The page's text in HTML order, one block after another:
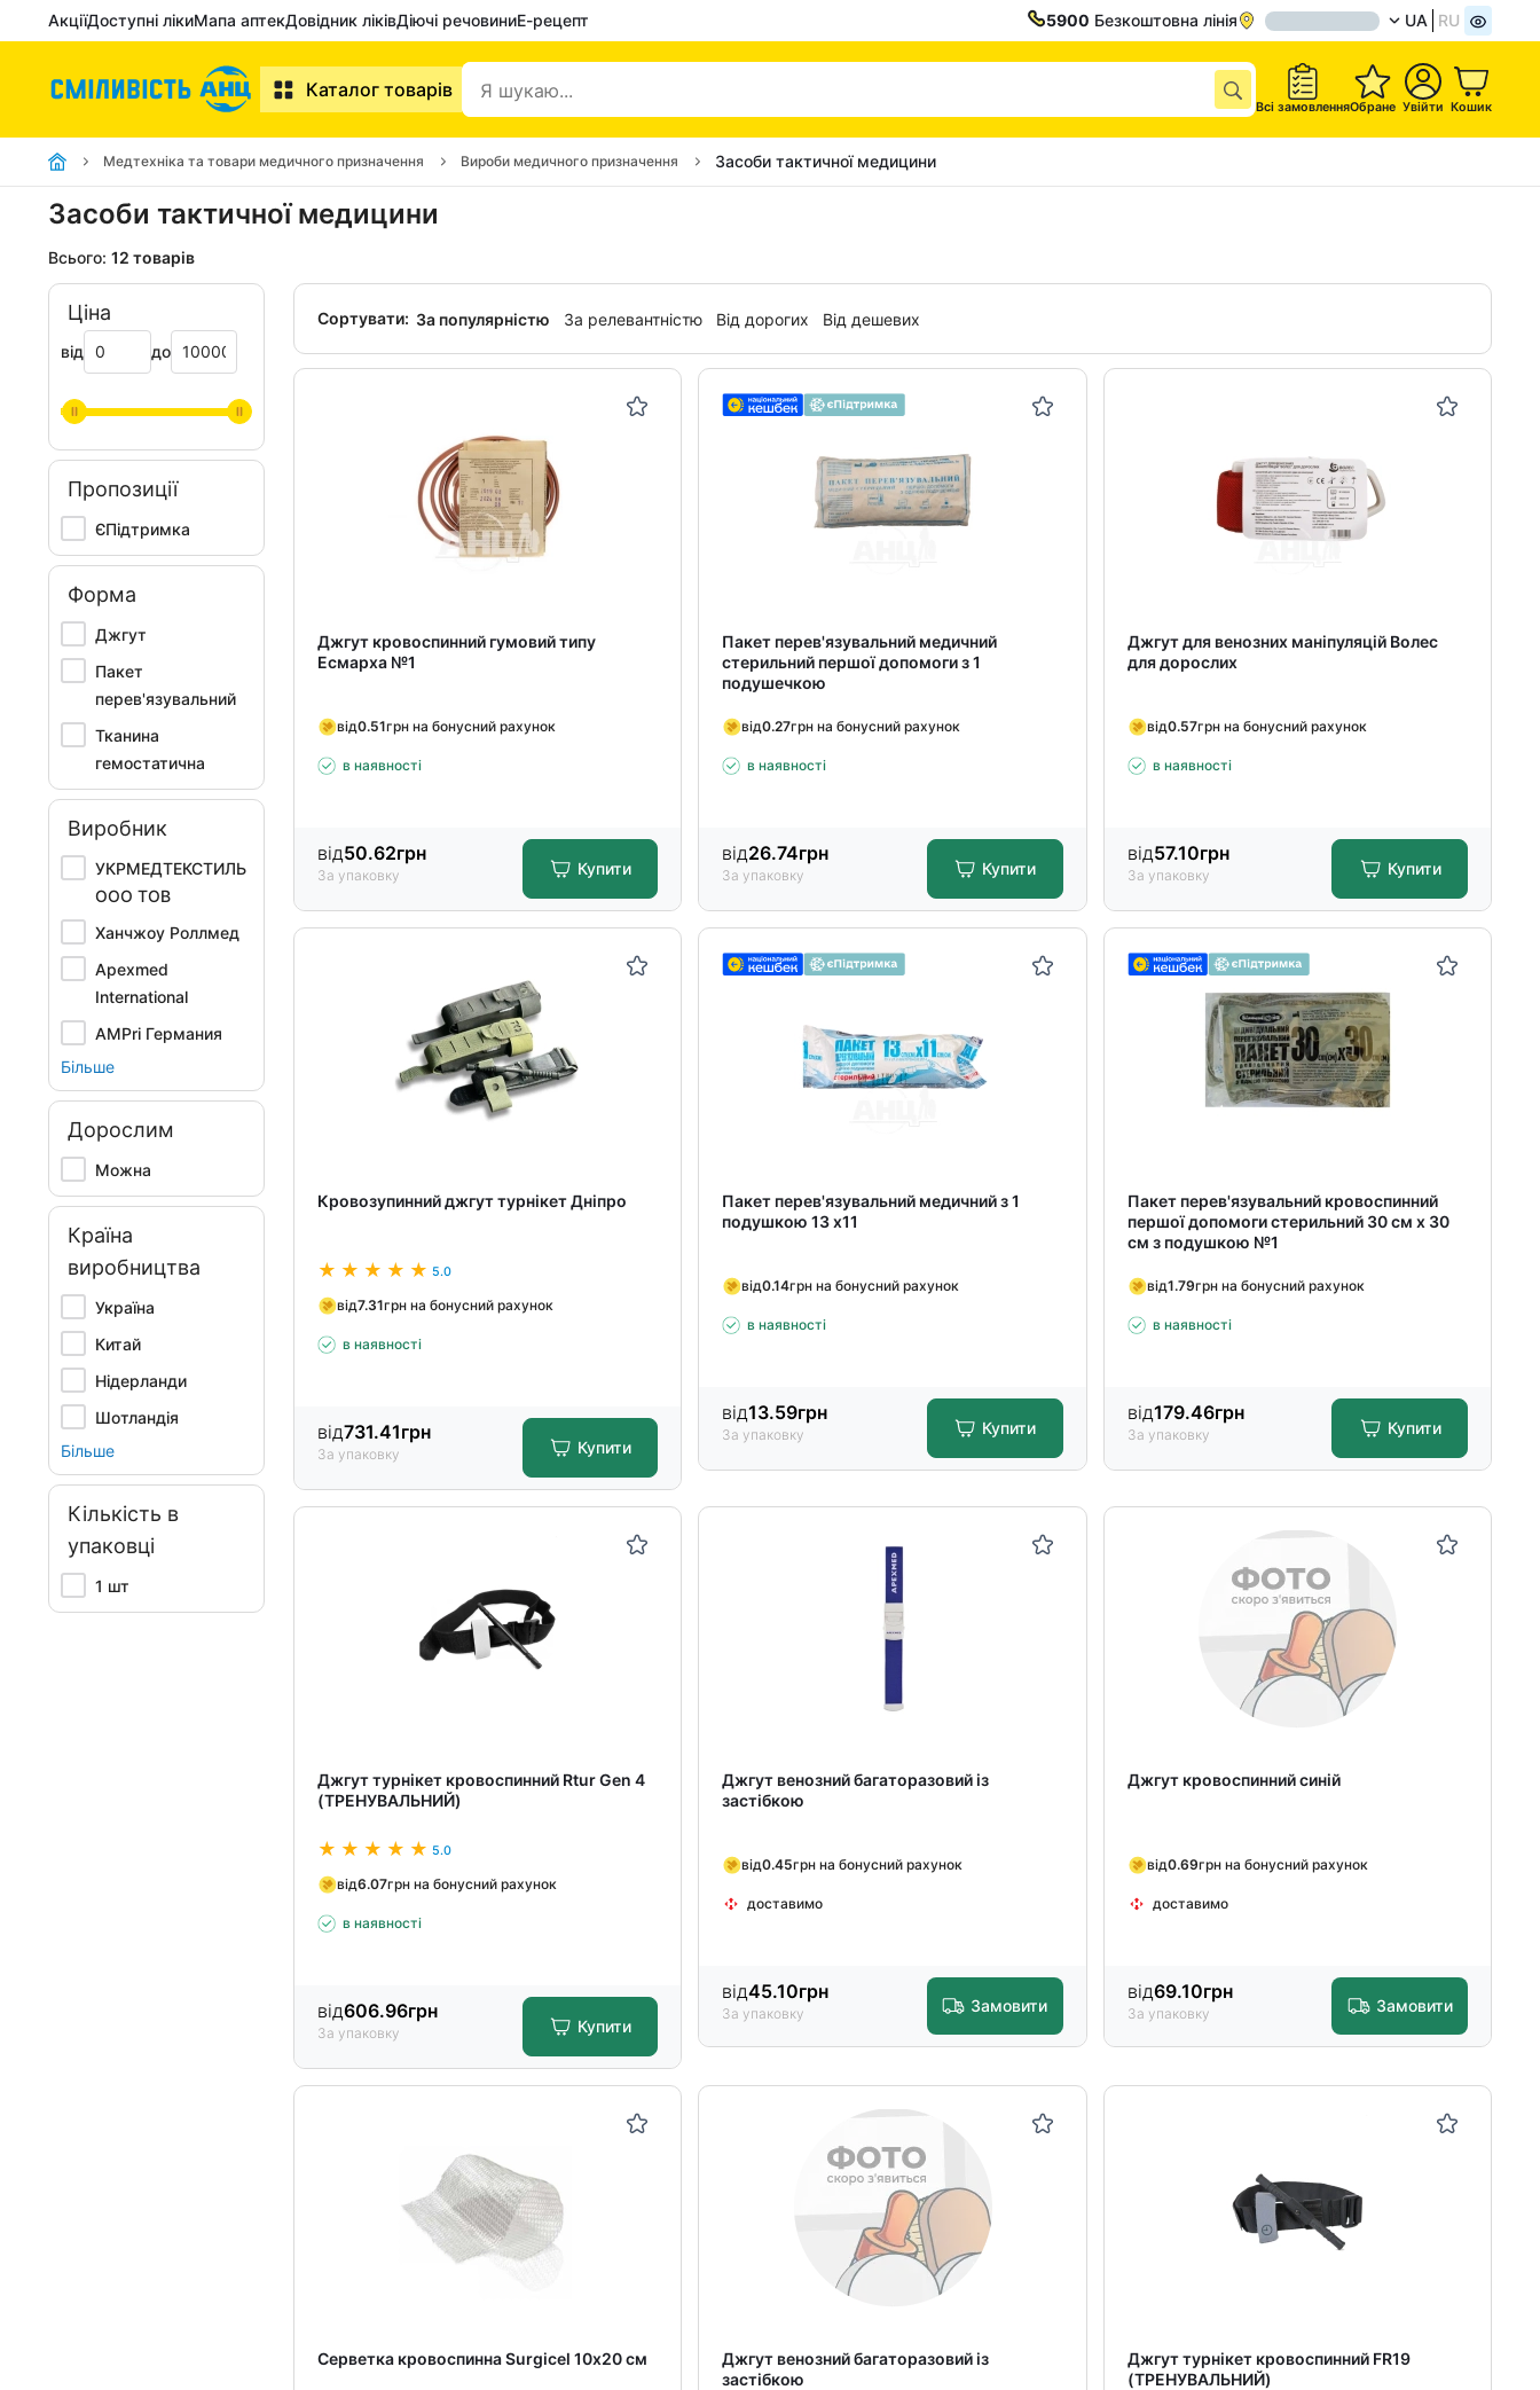
АкціїДоступні лікиМапа аптекДовідник ліківДіючі речовиниЕ-рецепт 5900 Безкоштовна лінія UA RU
Каталог товарів
Всі замовленняОбране Увійти Кошик
Медтехніка та товари медичного призначення Вироби медичного призначення Засоби тактичної медицини
Засоби тактичної медицини
Всього: 12 товарів
Ціна
від до
Пропозиції
ЄПідтримка
Форма
Джгут
Пакет
перев'язувальний
Тканина
гемостатична
Виробник
УКРМЕДТЕКСТИЛЬ
ООО ТОВ
Ханчжоу Роллмед
Apexmed
International
AMPri Германия
Більше
Дорослим
Можна
Країна
виробництва
Україна
Китай
Нідерланди
Шотландія
Більше
Кількість в
упаковці
1 шт
Сортувати: За популярністю За релевантністю Від дорогих Від дешевих
Джгут кровоспинний гумовий типу
Есмарха №1
від0.51грн на бонусний рахунок
в наявності
від50.62грн
За упаковку Купити
Пакет перев'язувальний медичний
стерильний першої допомоги з 1
подушечкою
від0.27грн на бонусний рахунок
в наявності
від26.74грн
За упаковку Купити
Джгут для венозних маніпуляцій Волес
для дорослих
від0.57грн на бонусний рахунок
в наявності
від57.10грн
За упаковку Купити
Кровозупинний джгут турнікет Дніпро
5.0
від7.31грн на бонусний рахунок
в наявності
від731.41грн
За упаковку Купити
Пакет перев'язувальний медичний з 1
подушкою 13 х11
від0.14грн на бонусний рахунок
в наявності
від13.59грн
За упаковку Купити
Пакет перев'язувальний кровоспинний
першої допомоги стерильний 30 см x 30
см з подушкою №1
від1.79грн на бонусний рахунок
в наявності
від179.46грн
За упаковку Купити
Джгут турнікет кровоспинний Rtur Gen 4
(ТРЕНУВАЛЬНИЙ)
5.0
від6.07грн на бонусний рахунок
в наявності
від606.96грн
За упаковку Купити
Джгут венозний багаторазовий із
застібкою
від0.45грн на бонусний рахунок
доставимо
від45.10грн
За упаковку Замовити
Джгут кровоспинний синій
від0.69грн на бонусний рахунок
доставимо
від69.10грн
За упаковку Замовити
Серветка кровоспинна Surgicel 10х20 см
Джгут венозний багаторазовий із
застібкою
Джгут турнікет кровоспинний FR19
(ТРЕНУВАЛЬНИЙ)